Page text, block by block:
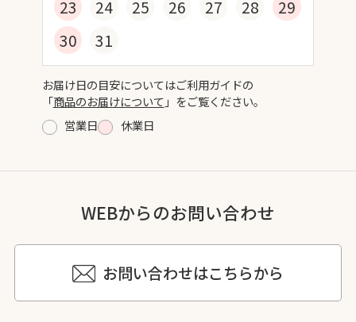
23
24 25 26 27 28
29
30
31
お届け日の目安についてはご利用ガイドの
「商品のお届けについて 」をご覧ください。
営業日
休業日
WEBからのお問い合わせ
お問い合わせはこちらから